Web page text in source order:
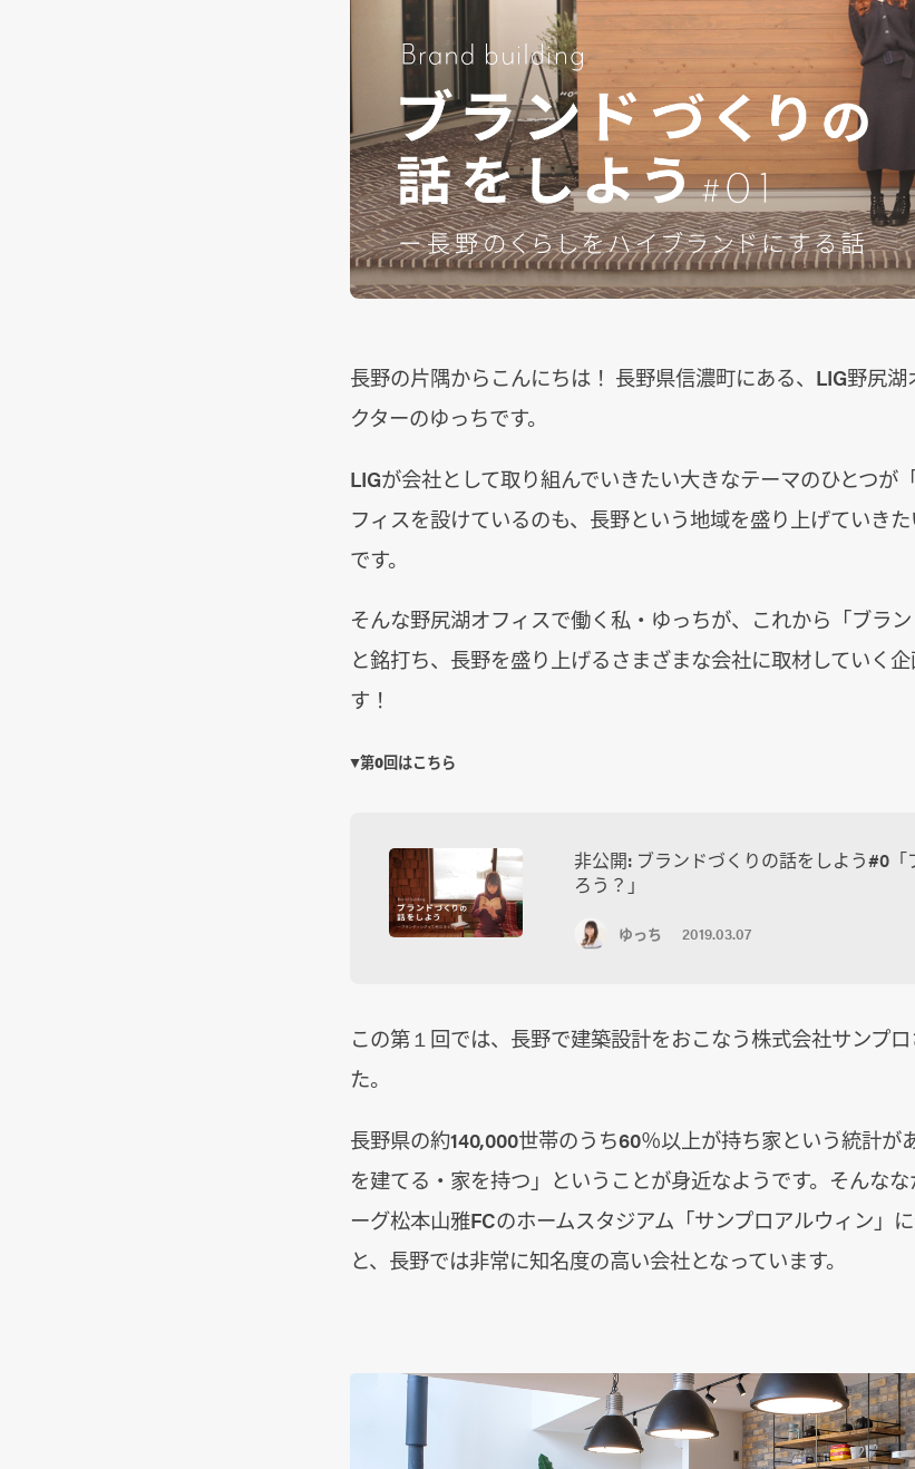
長野の片隅からこんにちは！ 長野県信濃町にある、LIG野尻
クターのゆっちです。
LIGが会社として取り組んでいきたい大きなテーマのひとつが
フィスを設けているのも、長野という地域を盛り上げていき
です。
そんな野尻湖オフィスで働く私・ゆっちが、これから「ブラン
と銘打ち、長野を盛り上げるさまざまな会社に取材していく
す！
▼第0回はこちら
非公開: ブランドづくりの話をしよう#0「
ろう？」
ゆっち 2019.03.07
この第１回では、長野で建築設計をおこなう株式会社サンプ
た。
長野県の約140,000世帯のうち60％以上が持ち家という統計が
を建てる・家を持つ」ということが身近なようです。そんな
ーグ松本山雅FCのホームスタジアム「サンプロアルウィン」
と、長野では非常に知名度の高い会社となっています。